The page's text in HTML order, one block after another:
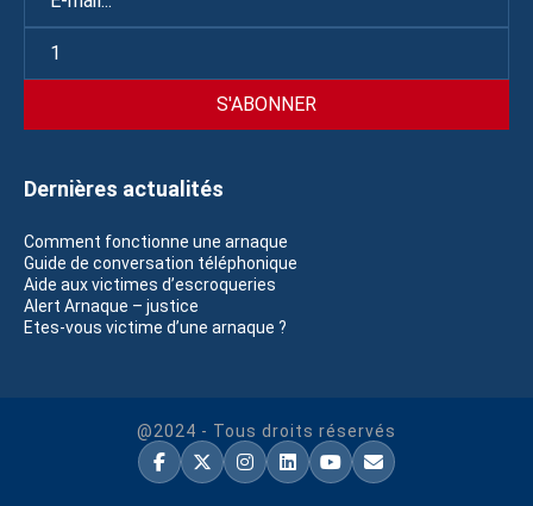
Dernières actualités
Comment fonctionne une arnaque
Guide de conversation téléphonique
Aide aux victimes d’escroqueries
Alert Arnaque – justice
Etes-vous victime d’une arnaque ?
@2024 - Tous droits réservés